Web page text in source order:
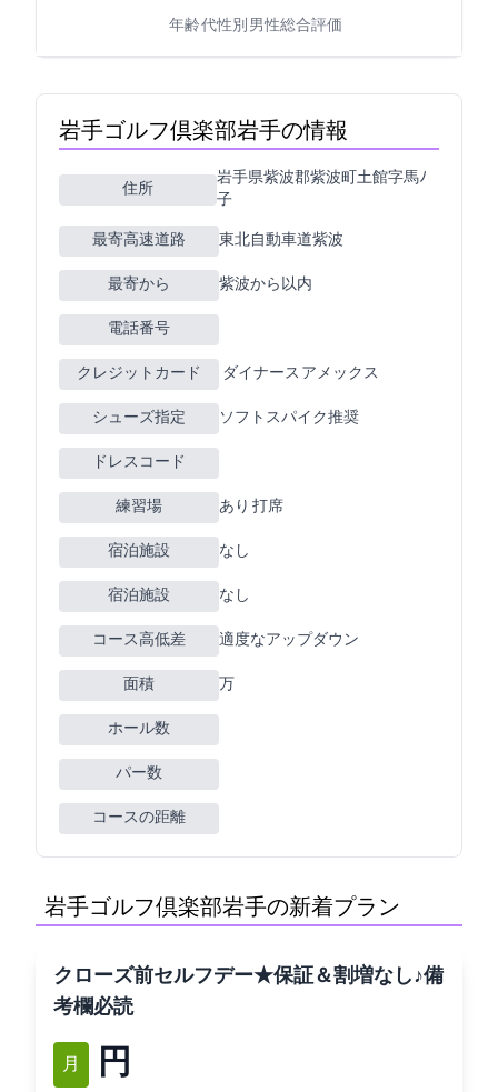
年齢: 50代性別: 男性総合評価: 4
岩手ゴルフ倶楽部(岩手GC)の情報
住所
岩手県紫波郡紫波町土館字馬ﾉ
子1-1
最寄高速道路 東北自動車道紫波
最寄ICから 紫波から10km以内
電話番号
クレジットカード JCB VISA MASTER ダイナース アメックス
シューズ指定 ソフトスパイク推奨
ドレスコード
練習場 あり 200Y 13打席
宿泊施設 なし
宿泊施設 なし
コース高低差 適度なアップダウン
面積 99万m2
ホール数
パー数
コースの距離
岩手ゴルフ倶楽部(岩手GC)の新着プラン
クローズ前セルフデー★2B保証＆割増なし♪備
考欄必読
11月 7,354円